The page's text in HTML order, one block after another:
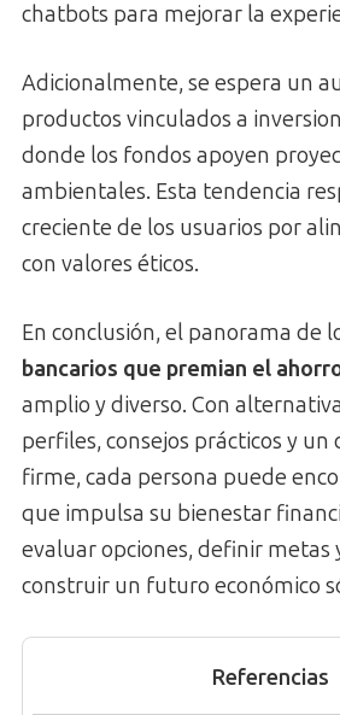
chatbots para mejorar la
Adicionalmente, se espera un
productos vinculados a
donde los fondos apoyen
ambientales. Esta tendencia
creciente de los usuarios por
con valores éticos.
En conclusión, el panorama de
bancarios que premian el
amplio y diverso. Con
perfiles, consejos prácticos y un
firme, cada persona puede
que impulsa su bienestar
evaluar opciones, definir metas
construir un futuro económico
Referencias